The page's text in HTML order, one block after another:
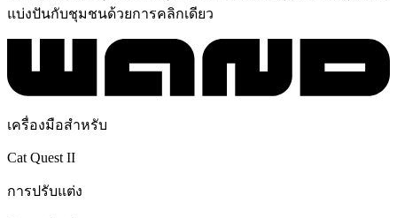
แบ่งปันกับชุมชนด้วยการคลิกเดียว
เครื่องมือสำหรับ
Cat Quest II
การปรับแต่ง